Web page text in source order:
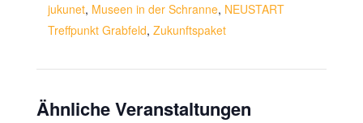
jukunet, Museen in der Schranne, NEUSTART
Treffpunkt Grabfeld, Zukunftspaket
Ähnliche Veranstaltungen